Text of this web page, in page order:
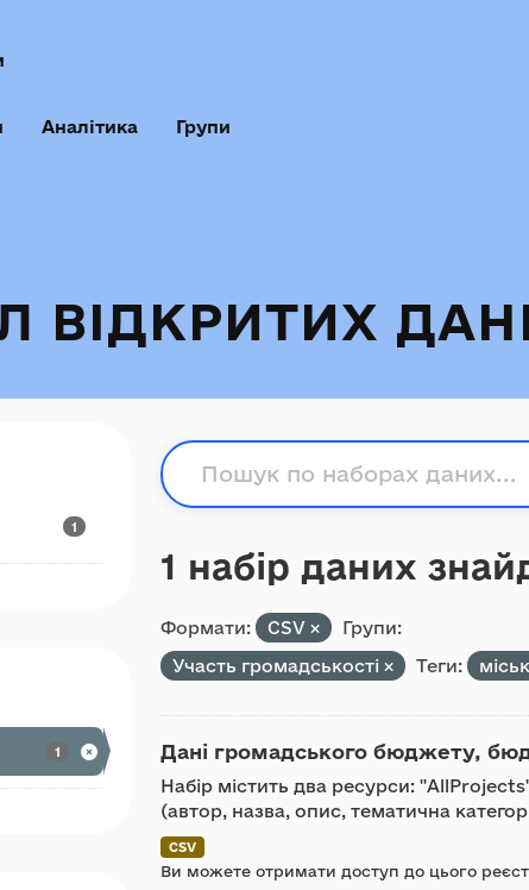
Аналітика Групи
ВІДКРИТИХ
1
1
1 набір даних
Формати: CSV
Групи:
Участь громадськості
Теги:
Дані громадського бюджету,
Набір містить два ресурси:
(автор, назва, опис, тематична
CSV
Ви можете отримати доступ до цього